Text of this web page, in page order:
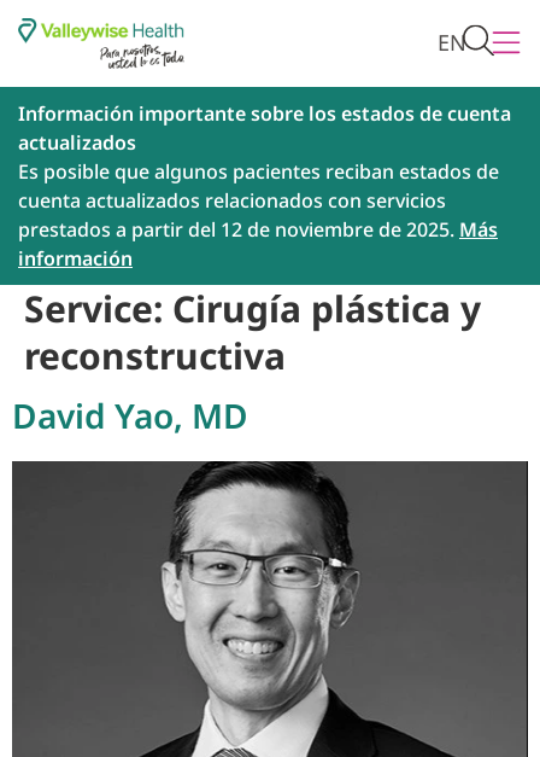
EN
Información importante sobre los estados de cuenta
actualizados
Es posible que algunos pacientes reciban estados de
cuenta actualizados relacionados con servicios
prestados a partir del 12 de noviembre de 2025. Más
información
Service: Cirugía plástica y
reconstructiva
David Yao, MD